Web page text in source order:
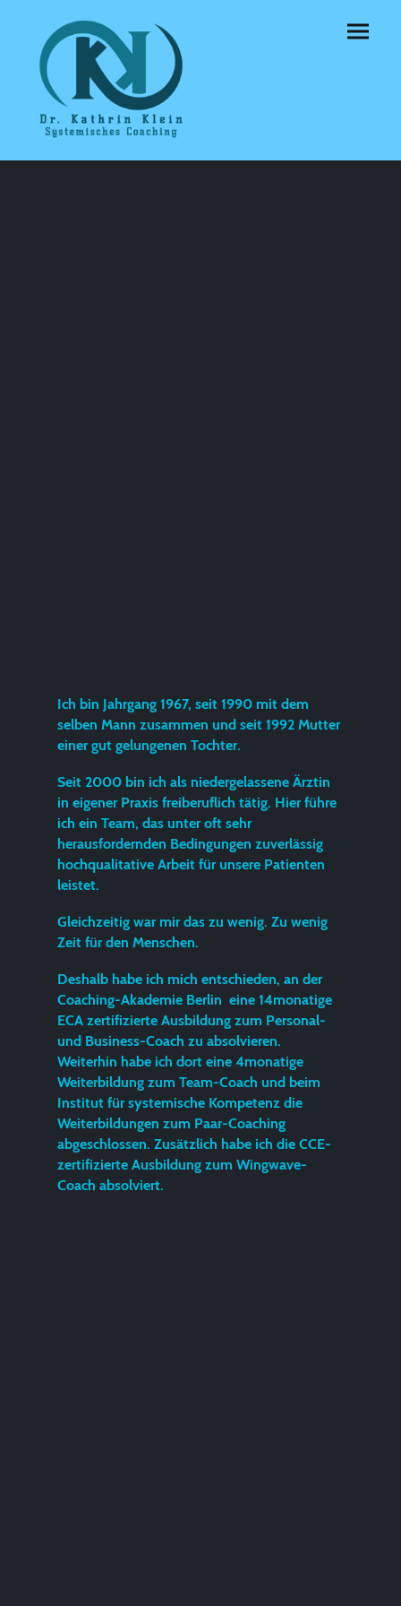
Ich bin Jahrgang 1967, seit 1990 mit dem
selben Mann zusammen und seit 1992 Mutter
einer gut gelungenen Tochter.
Seit 2000 bin ich als niedergelassene Ärztin
in eigener Praxis freiberuflich tätig. Hier führe
ich ein Team, das unter oft sehr
herausfordernden Bedingungen zuverlässig
hochqualitative Arbeit für unsere Patienten
leistet.
Gleichzeitig war mir das zu wenig. Zu wenig
Zeit für den Menschen.
Deshalb habe ich mich entschieden, an der
Coaching-Akademie Berlin eine 14monatige
ECA zertifizierte Ausbildung zum Personal-
und Business-Coach zu absolvieren.
Weiterhin habe ich dort eine 4monatige
Weiterbildung zum Team-Coach und beim
Institut für systemische Kompetenz die
Weiterbildungen zum Paar-Coaching
abgeschlossen. Zusätzlich habe ich die CCE-
zertifizierte Ausbildung zum Wingwave-
Coach absolviert.